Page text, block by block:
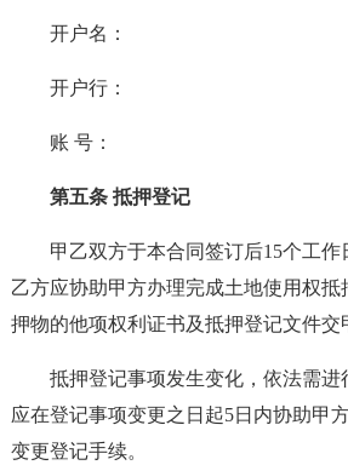
开户名：
开户行：
账 号：
第五条 抵押登记
甲乙双方于本合同签订后15个工作
乙方应协助甲方办理完成土地使用权
押物的他项权利证书及抵押登记文件交
抵押登记事项发生变化，依法需进
应在登记事项变更之日起5日内协助甲
变更登记手续。